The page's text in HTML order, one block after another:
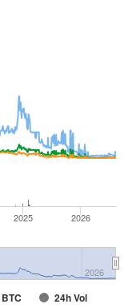
24h Vol
2025 2026
2026